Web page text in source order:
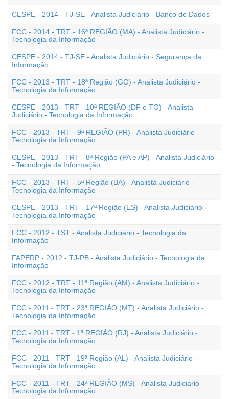
CESPE - 2014 - TJ-SE - Analista Judiciário - Banco de Dados
FCC - 2014 - TRT - 16ª REGIÃO (MA) - Analista Judiciário -
Tecnologia da Informação
CESPE - 2014 - TJ-SE - Analista Judiciário - Segurança da
Informação
FCC - 2013 - TRT - 18ª Região (GO) - Analista Judiciário -
Tecnologia da Informação
CESPE - 2013 - TRT - 10ª REGIÃO (DF e TO) - Analista
Judiciário - Tecnologia da Informação
FCC - 2013 - TRT - 9ª REGIÃO (PR) - Analista Judiciário -
Tecnologia da Informação
CESPE - 2013 - TRT - 8ª Região (PA e AP) - Analista Judiciário
- Tecnologia da Informação
FCC - 2013 - TRT - 5ª Região (BA) - Analista Judiciário -
Tecnologia da Informação
CESPE - 2013 - TRT - 17ª Região (ES) - Analista Judiciário -
Tecnologia da Informação
FCC - 2012 - TST - Analista Judiciário - Tecnologia da
Informação
FAPERP - 2012 - TJ-PB - Analista Judiciário - Tecnologia da
Informação
FCC - 2012 - TRT - 11ª Região (AM) - Analista Judiciário -
Tecnologia da Informação
FCC - 2011 - TRT - 23ª REGIÃO (MT) - Analista Judiciário -
Tecnologia da Informação
FCC - 2011 - TRT - 1ª REGIÃO (RJ) - Analista Judiciário -
Tecnologia da Informação
FCC - 2011 - TRT - 19ª Região (AL) - Analista Judiciário -
Tecnologia da Informação
FCC - 2011 - TRT - 24ª REGIÃO (MS) - Analista Judiciário -
Tecnologia da Informação